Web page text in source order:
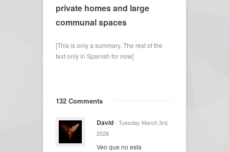
private homes and large
communal spaces
[This is only a summary. The rest of the
text only in Spanish for now]
132 Comments
David- Tuesday March 3rd,
2026
Veo que no esta